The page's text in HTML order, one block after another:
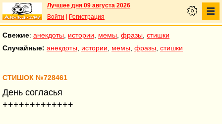
Лучшее дня 09 августа 2026
Войти
Регистрация
Свежие: анекдоты истории мемы фразы стишки
Случайные: анекдоты истории мемы фразы стишки
СТИШОК №728461
День согласья
+++++++++++++